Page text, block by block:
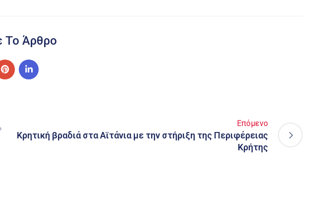
Το Άρθρο
Επόμενο
Κρητική βραδιά στα Αϊτάνια με την στήριξη της Περιφέρειας
Κρήτης